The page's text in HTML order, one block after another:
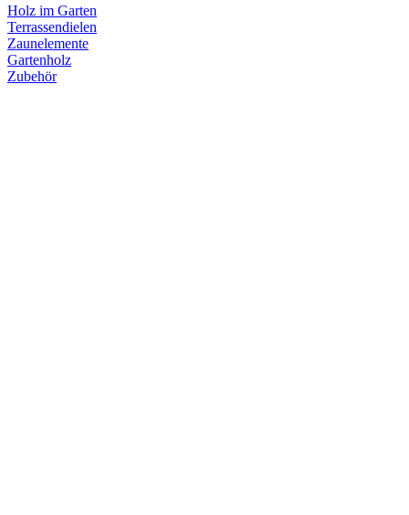
Holz im Garten
Terrassendielen
Zaunelemente
Gartenholz
Zubehör